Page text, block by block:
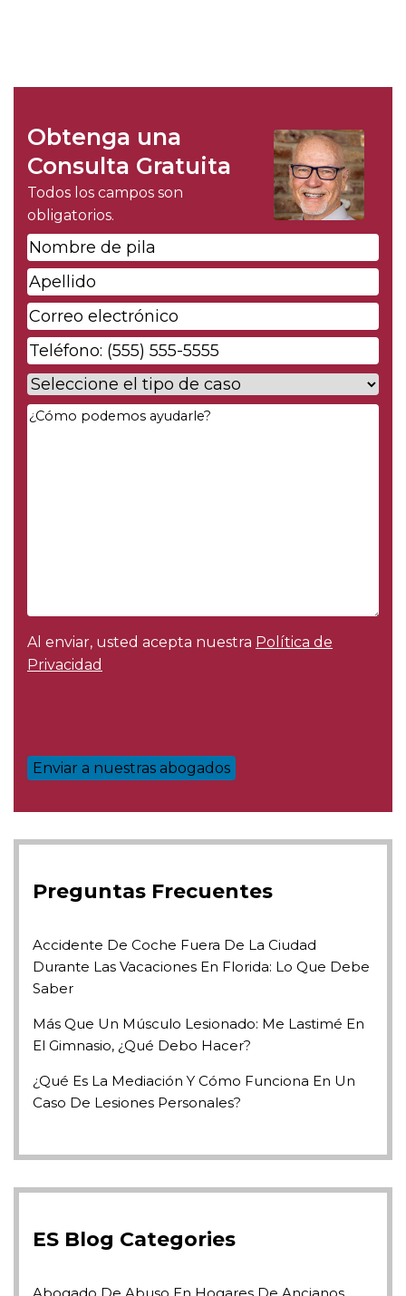
Obtenga una
Consulta Gratuita
Todos los campos son
obligatorios.
Nombre
de
pila*
Apellido*
Correo
electrónico*
Phone*
Case
Type*
Your
Al enviar, usted acepta nuestra Política de
Privacidad
Preguntas Frecuentes
Accidente De Coche Fuera De La Ciudad
Durante Las Vacaciones En Florida: Lo Que Debe
Saber
Más Que Un Músculo Lesionado: Me Lastimé En
El Gimnasio, ¿qué Debo Hacer?
¿Qué Es La Mediación Y Cómo Funciona En Un
Caso De Lesiones Personales?
ES Blog Categories